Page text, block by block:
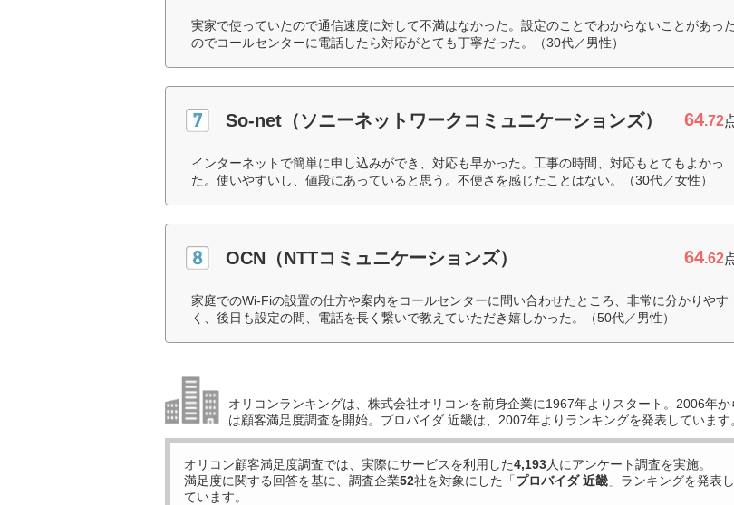
実家で使っていたので通信速度に対して不満はなかった。設定のことでわからないことがあった
のでコールセンターに電話したら対応がとても丁寧だった。（30代／男性）
So-net（ソニーネットワークコミュニケーションズ） 64.72
インターネットで簡単に申し込みができ、対応も早かった。工事の時間、対応もとてもよかっ
た。使いやすいし、値段にあっていると思う。不便さを感じたことはない。（30代／女性）
OCN（NTTコミュニケーションズ） 64.62
家庭でのWi-Fiの設置の仕方や案内をコールセンターに問い合わせたところ、非常に分かりやす
く、後日も設定の間、電話を長く繋いで教えていただき嬉しかった。（50代／男性）
オリコンランキングは、株式会社オリコンを前身企業に1967年よりスタート。2006年か
は顧客満足度調査を開始。プロバイダ 近畿は、2007年よりランキングを発表しています
オリコン顧客満足度調査では、実際にサービスを利用した4,193人にアンケート調査を実施。
満足度に関する回答を基に、調査企業52社を対象にした「プロバイダ 近畿 」ランキングを発表し
ています。